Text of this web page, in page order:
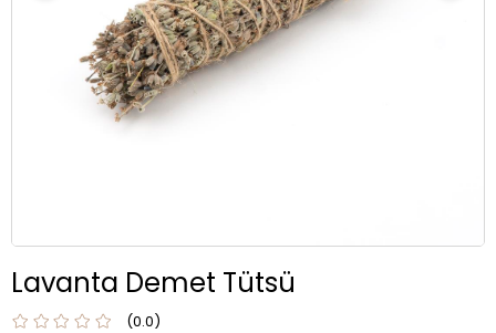
Lavanta Demet Tütsü
0.0